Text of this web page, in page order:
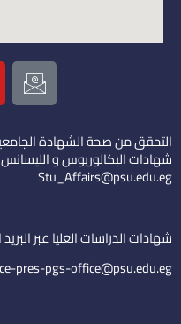
I
c
o
n
-
e
i
l
التحقق من صحة الشهادة
شهادات البكالوريوس و الليسانس
Stu_Affairs@psu.edu.eg
شهادات الدراسات العليا عبر
pres-pgs-office@psu.edu.eg